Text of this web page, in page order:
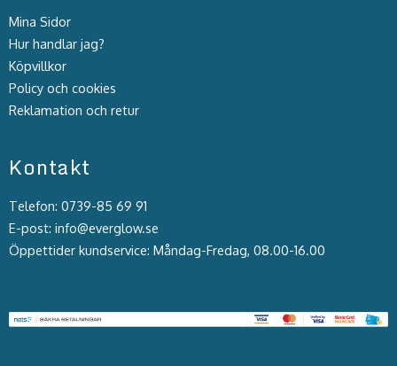
Mina Sidor
Hur handlar jag?
Köpvillkor
Policy och cookies
Reklamation och retur
Kontakt
Telefon: 0739-85 69 91
E-post: info@everglow.se
Öppettider kundservice: Måndag-Fredag, 08.00-16.00